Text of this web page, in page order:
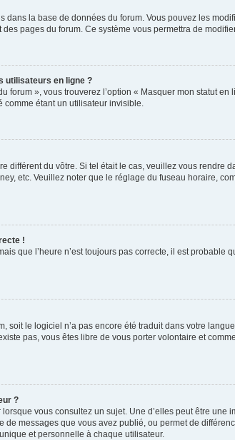
dans la base de données du forum. Vous pouvez les
pages du forum. Ce système vous permettra de
utilisateurs en ligne ?
forum », vous trouverez l’option « Masquer mon statut
étant un utilisateur invisible.
différent du vôtre. Si tel était le cas, veuillez vous
etc. Veuillez noter que le réglage du fuseau horaire,
!
que l’heure n’est toujours pas correcte, il est
soit le logiciel n’a pas encore été traduit dans votre
pas, vous êtes libre de vous porter volontaire et
?
vous consultez un sujet. Une d’elles peut être
messages que vous avez publié, ou permet de
et personnelle à chaque utilisateur.